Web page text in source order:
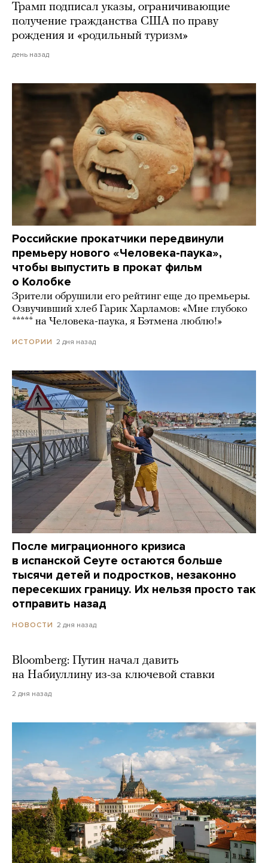
Трамп подписал указы, ограничивающие
получение гражданства США по праву
рождения и «родильный туризм»
день назад
Российские прокатчики передвинули
премьеру нового «Человека-паука»,
чтобы выпустить в прокат фильм
о Колобке
Зрители обрушили его рейтинг еще до премьеры.
Озвучивший хлеб Гарик Харламов: «Мне глубоко
***** на Человека-паука, я Бэтмена люблю!»
ИСТОРИИ 2 дня назад
После миграционного кризиса
в испанской Сеуте остаются больше
тысячи детей и подростков, незаконно
пересекших границу. Их нельзя просто так
отправить назад
НОВОСТИ 2 дня назад
Bloomberg: Путин начал давить
на Набиуллину из-за ключевой ставки
2 дня назад